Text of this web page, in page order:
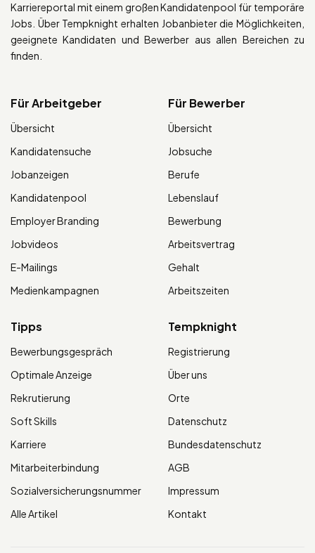
Karriereportal mit einem großen Kandidatenpool für temporäre
Jobs. Über Tempknight erhalten Jobanbieter die Möglichkeiten,
geeignete Kandidaten und Bewerber aus allen Bereichen zu
finden.
Für Arbeitgeber
Übersicht
Kandidatensuche
Jobanzeigen
Kandidatenpool
Employer Branding
Jobvideos
E-Mailings
Medienkampagnen
Für Bewerber
Übersicht
Jobsuche
Berufe
Lebenslauf
Bewerbung
Arbeitsvertrag
Gehalt
Arbeitszeiten
Tipps
Bewerbungsgespräch
Optimale Anzeige
Rekrutierung
Soft Skills
Karriere
Mitarbeiterbindung
Sozialversicherungsnummer
Alle Artikel
Tempknight
Registrierung
Über uns
Orte
Datenschutz
Bundesdatenschutz
AGB
Impressum
Kontakt